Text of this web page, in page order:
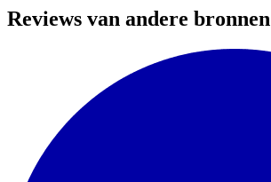
Reviews van andere bronnen